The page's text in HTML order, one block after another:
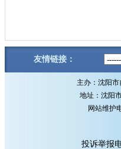
友情链接：
主办：沈阳
地址：沈阳
网站维护
投诉举报